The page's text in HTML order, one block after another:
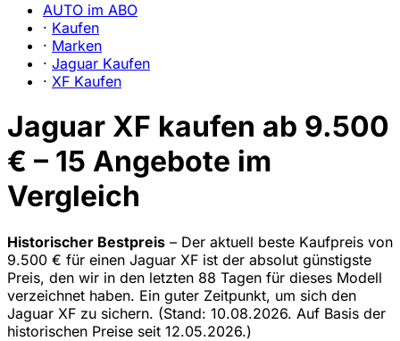
AUTO im ABO
· Kaufen
· Marken
· Jaguar Kaufen
· XF Kaufen
Jaguar XF kaufen ab 9.500
€ – 15 Angebote im
Vergleich
Historischer Bestpreis – Der aktuell beste Kaufpreis von
9.500 € für einen Jaguar XF ist der absolut günstigste
Preis, den wir in den letzten 88 Tagen für dieses Modell
verzeichnet haben. Ein guter Zeitpunkt, um sich den
Jaguar XF zu sichern. (Stand: 10.08.2026. Auf Basis der
historischen Preise seit 12.05.2026.)